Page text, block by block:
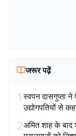
जरूर पढ़ें
1स्वपन दासगुप्ता ने
उद्योगपतियों से
2अमित शाह के